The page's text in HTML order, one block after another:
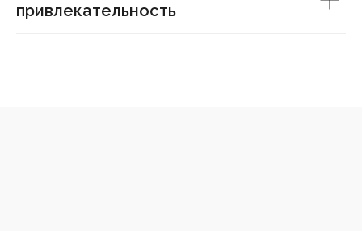
привлекательность